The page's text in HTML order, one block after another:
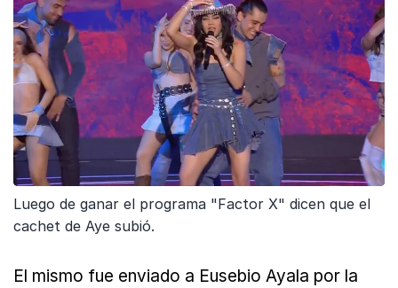
Luego de ganar el programa "Factor X" dicen que el
cachet de Aye subió.
El mismo fue enviado a Eusebio Ayala por la